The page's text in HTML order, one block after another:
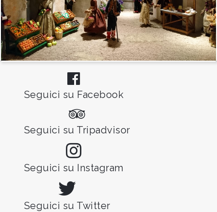
Seguici su Facebook
Seguici su Tripadvisor
Seguici su Instagram
Seguici su Twitter